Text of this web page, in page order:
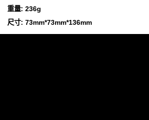
重量: 236g
尺寸: 73mm*73mm*136mm